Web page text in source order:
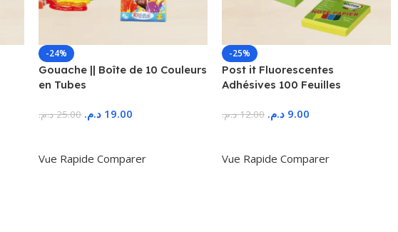
-24%
Gouache || Boîte de 10 Couleurs
en Tubes
25.00 د.م. 19.00 د.م.
Vue Rapide Comparer
-25%
Post it Fluorescentes
Adhésives 100 Feuilles
12.00 د.م. 9.00 د.م.
Vue Rapide Comparer